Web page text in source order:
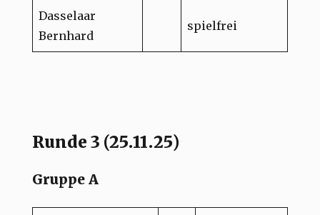
Dasselaar
Bernhard
spielfrei
Runde 3 (25.11.25)
Gruppe A